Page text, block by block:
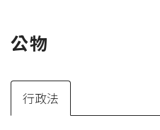
公物
行政法